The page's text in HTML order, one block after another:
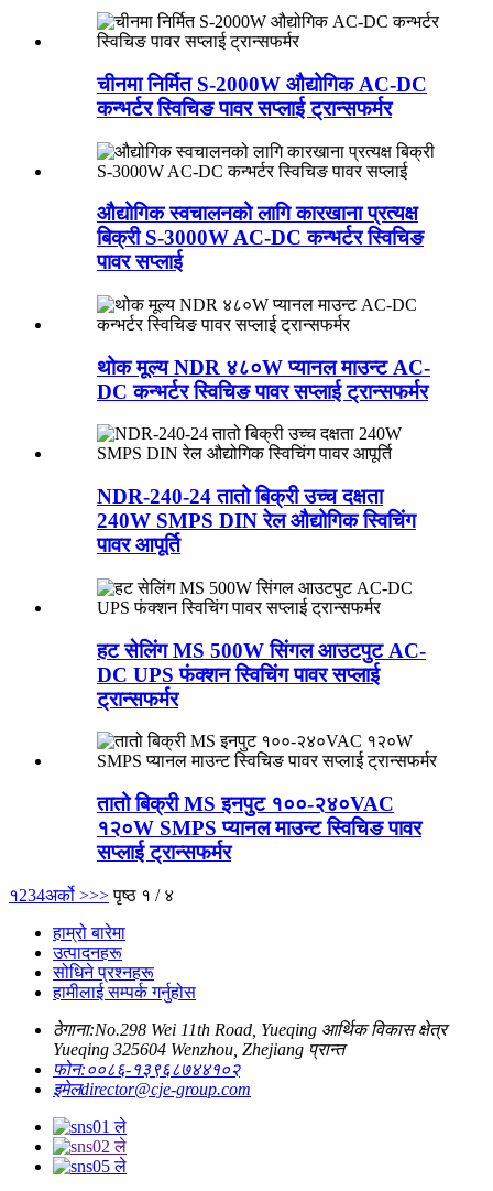
चीनमा निर्मित S-2000W औद्योगिक AC-DC
कन्भर्टर स्विचिङ पावर सप्लाई ट्रान्सफर्मर
औद्योगिक स्वचालनको लागि कारखाना प्रत्यक्ष
बिक्री S-3000W AC-DC कन्भर्टर स्विचिङ
पावर सप्लाई
थोक मूल्य NDR ४८०W प्यानल माउन्ट AC-
DC कन्भर्टर स्विचिङ पावर सप्लाई ट्रान्सफर्मर
NDR-240-24 तातो बिक्री उच्च दक्षता
240W SMPS DIN रेल औद्योगिक स्विचिंग
पावर आपूर्ति
हट सेलिंग MS 500W सिंगल आउटपुट AC-
DC UPS फंक्शन स्विचिंग पावर सप्लाई
ट्रान्सफर्मर
तातो बिक्री MS इनपुट १००-२४०VAC
१२०W SMPS प्यानल माउन्ट स्विचिङ पावर
सप्लाई ट्रान्सफर्मर
१234अर्को >>> पृष्ठ १ / ४
हाम्रो बारेमा
उत्पादनहरू
सोधिने प्रश्नहरू
हामीलाई सम्पर्क गर्नुहोस
ठेगाना:No.298 Wei 11th Road, Yueqing आर्थिक विकास क्षेत्र
Yueqing 325604 Wenzhou, Zhejiang प्रान्त
फोन:००८६-१३९६८७४४१०२
इमेलdirector@cje-group.com